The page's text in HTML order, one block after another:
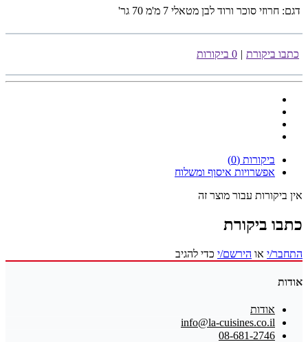
דגם: חרוזי סוכר ורוד לבן מטאלי 7 מ'מ 70 גר'
כתבו ביקורת | 0 ביקורות
ביקורות (0)
אפשרויות איסוף ומשלוח
אין ביקורות עבור מוצר זה
כתבו ביקורת
התחבר/י או הירשם/י כדי להגיב
אודות
אודות
info@la-cuisines.co.il
08-681-2746